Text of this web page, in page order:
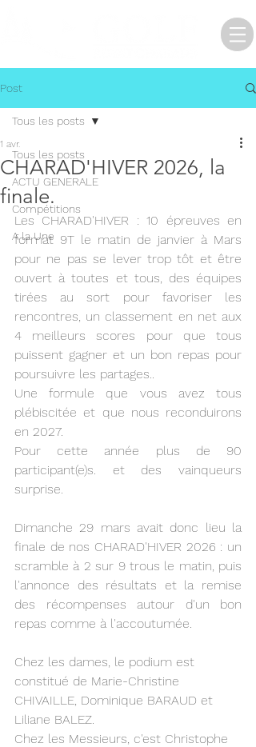
Post
Tous les posts
ACTU GENERALE
Compétitions
A la Une
Tous les posts
CHARAD'HIVER 2026, la
finale.
1 avr.
Les CHARAD'HIVER : 10 épreuves en
format 9T le matin de janvier à Mars
pour ne pas se lever trop tôt et être
ouvert à toutes et tous, des équipes
tirées au sort pour favoriser les
rencontres, un classement en net aux
4 meilleurs scores pour que tous
puissent gagner et un bon repas pour
poursuivre les partages..
Une formule que vous avez tous
plébiscitée et que nous reconduirons
en 2027.
Pour cette année plus de 90
participant(e)s. et des vainqueurs
surprise.
Dimanche 29 mars avait donc lieu la
finale de nos CHARAD'HIVER 2026 : un
scramble à 2 sur 9 trous le matin, puis
l'annonce des résultats et la remise
des récompenses autour d'un bon
repas comme à l'accoutumée.
Chez les dames, le podium est
constitué de Marie-Christine
CHIVAILLE, Dominique BARAUD et
Liliane BALEZ.
Chez les Messieurs, c'est Christophe